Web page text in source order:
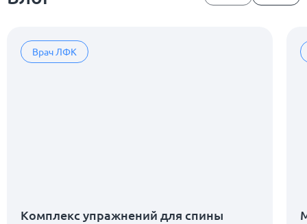
Врач ЛФК
Комплекс упражнений для спины